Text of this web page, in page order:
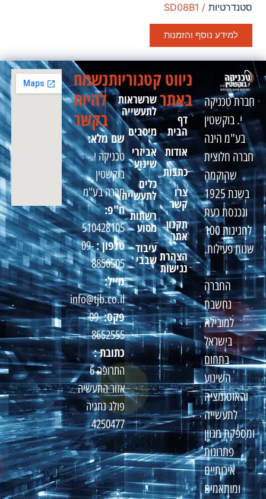
סטנדרטיות / SD08B1
למידע נוסף והזמנות
חברת טכניקה
י. בוקשטין
בע"מ הינה
חברה חלוצית
שהוקמה
בשנת 1925
ונכנסת כעת
לחגיגות 100
שנות פעילות.
החברה
נחשבת
למובילה
בישראל
בתחום
השינוע
והאוטומציה
לתעשייה
ומספקת מגוון
פתרונות
איכותיים
ומותאמים
ניווט
באתר
דף
הבית
אודות
כתבות
צרו
קשר
תקנון
אתר
הצהרת
נגישות
קטגוריות
שרשראות
לתעשייה
מיסבים
אביזרי
שינוע
כלים
לתעשייה
רשתות
מסוע
עיבוד
שבבי
נשמח
להיות
בקשר
שם מלא:
טכניקה י.
בוקשטין
חברה בע"מ
ח"פ:
510428105
טלפון :09-
8850505
מייל:
info@tjb.co.il
פקס:09-
8652555
כתובת :
התרופה 6
אזור התעשיה
פולג נתניה
4250477